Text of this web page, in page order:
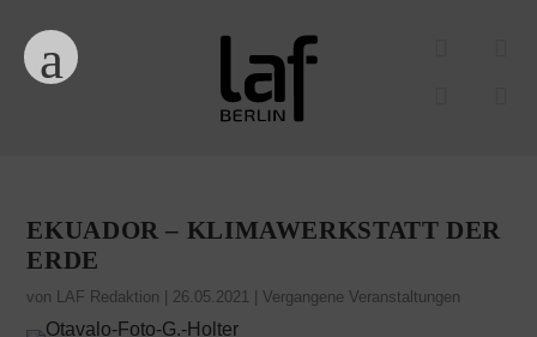
EKUADOR – KLIMAWERKSTATT DER
ERDE
von LAF Redaktion 26.05.2021 |Vergangene Veranstaltungen